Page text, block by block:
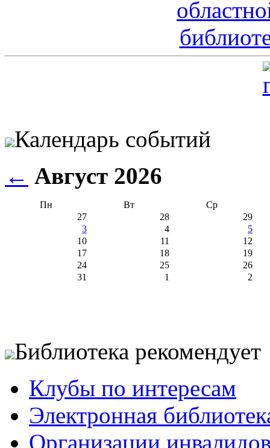
Календарь событий
← Август 2026
Пн Вт
Ср
27
28
29
3
4
5
10
11
12
17
18
19
24
25
26
31
1 2
Библиотека рекомендует
Клубы по интересам
Электронная
Организации